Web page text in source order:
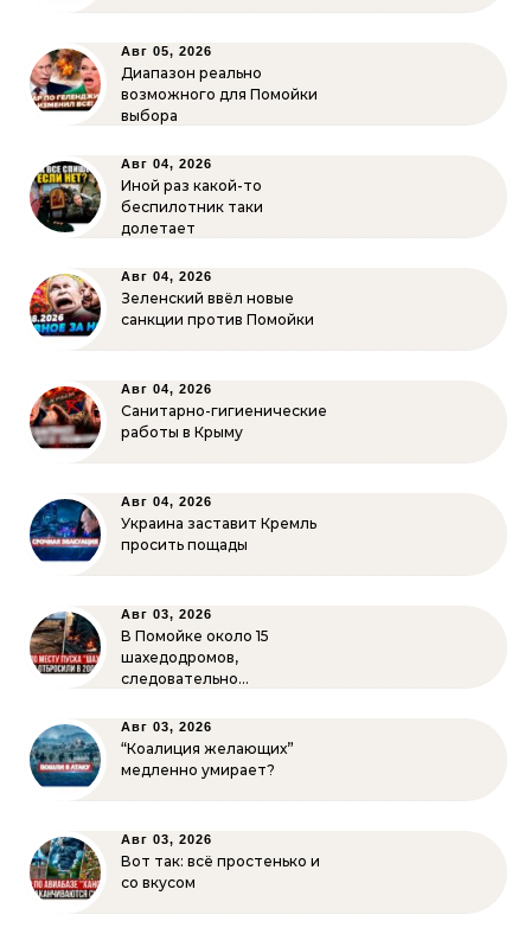
Авг 05, 2026
Диапазон реально
возможного для Помойки
выбора
Авг 04, 2026
Иной раз какой-то
беспилотник таки
долетает
Авг 04, 2026
Зеленский ввёл новые
санкции против Помойки
Авг 04, 2026
Санитарно-гигиенические
работы в Крыму
Авг 04, 2026
Украина заставит Кремль
просить пощады
Авг 03, 2026
В Помойке около 15
шахедодромов,
следовательно…
Авг 03, 2026
“Коалиция желающих”
медленно умирает?
Авг 03, 2026
Вот так: всё простенько и
со вкусом